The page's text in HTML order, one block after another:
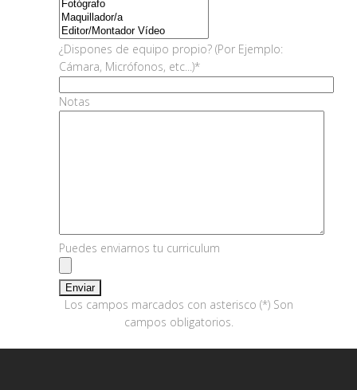
¿Dispones de equipo propio? (Por Ejemplo:
Cámara, Micrófonos, etc...)*
Notas
Puedes enviarnos tu curriculum
Los campos marcados con asterisco (*) Son
campos obligatorios.